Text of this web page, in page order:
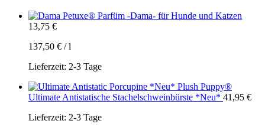
Petuxe® Parfüm -Dama- für Hunde und Katzen
13,75 €
137,50 € /l
Lieferzeit: 2-3 Tage
Plush Puppy®
Ultimate Antistatische Stachelschweinbürste *Neu* 41,95 €
Lieferzeit: 2-3 Tage